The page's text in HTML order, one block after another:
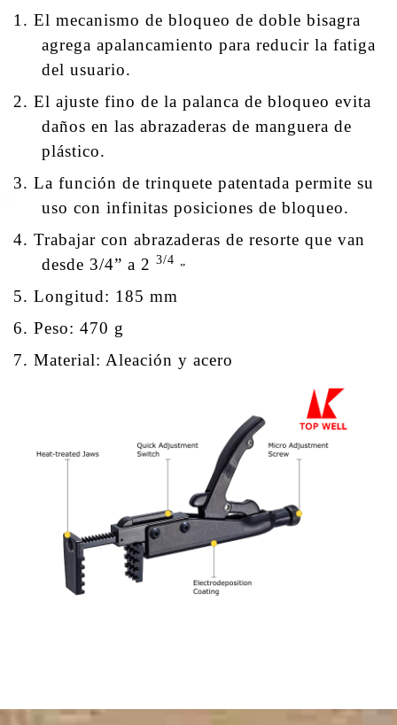
1. El mecanismo de bloqueo de doble bisagra
agrega apalancamiento para reducir la fatiga
del usuario.
2. El ajuste fino de la palanca de bloqueo evita
daños en las abrazaderas de manguera de
plástico.
3. La función de trinquete patentada permite su
uso con infinitas posiciones de bloqueo.
4. Trabajar con abrazaderas de resorte que van
desde 3/4” a 2 3/4
”
5. Longitud: 185 mm
6. Peso: 470 g
7. Material: Aleación y acero